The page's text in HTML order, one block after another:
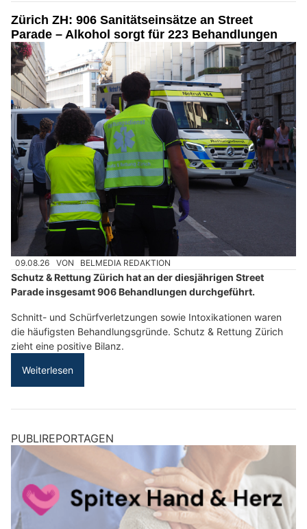
Zürich ZH: 906 Sanitätseinsätze an Street
Parade – Alkohol sorgt für 223 Behandlungen
09.08.26 VON BELMEDIA REDAKTION
Schutz & Rettung Zürich hat an der diesjährigen Street
Parade insgesamt 906 Behandlungen durchgeführt.
Schnitt- und Schürfverletzungen sowie Intoxikationen waren
die häufigsten Behandlungsgründe. Schutz & Rettung Zürich
zieht eine positive Bilanz.
Weiterlesen
PUBLIREPORTAGEN